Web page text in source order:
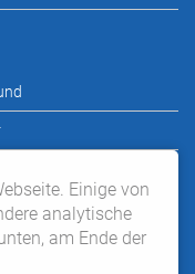
Vereinbarung:
Einige von
analytische
am Ende der